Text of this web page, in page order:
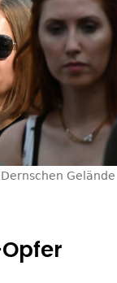
Gelände